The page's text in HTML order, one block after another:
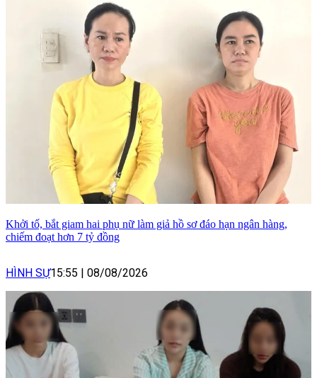
Khởi tố, bắt giam hai phụ nữ làm giả hồ sơ đáo hạn ngân hàng,
chiếm đoạt hơn 7 tỷ đồng
HÌNH SỰ15:55 08/08/2026